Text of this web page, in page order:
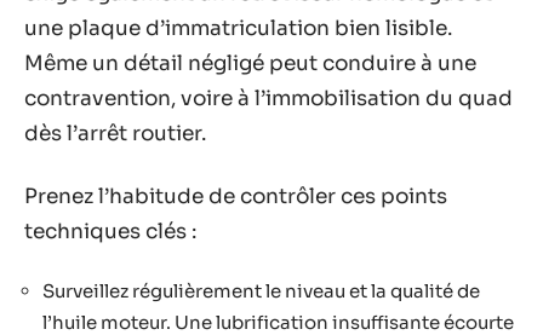
une plaque d’immatriculation bien lisible.
Même un détail négligé peut conduire à une
contravention, voire à l’immobilisation du quad
dès l’arrêt routier.
Prenez l’habitude de contrôler ces points
techniques clés :
Surveillez régulièrement le niveau et la qualité de
l’huile moteur. Une lubrification insuffisante écourte